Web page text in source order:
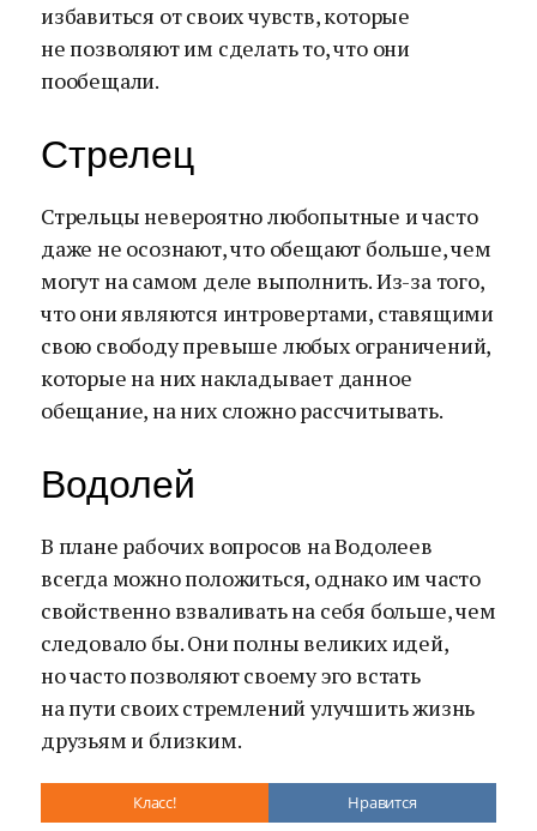
избавиться от своих чувств, которые
не позволяют им сделать то, что они
пообещали.
Стрелец
Стрельцы невероятно любопытные и часто
даже не осознают, что обещают больше, чем
могут на самом деле выполнить. Из-за того,
что они являются интровертами, ставящими
свою свободу превыше любых ограничений,
которые на них накладывает данное
обещание, на них сложно рассчитывать.
Водолей
В плане рабочих вопросов на Водолеев
всегда можно положиться, однако им часто
свойственно взваливать на себя больше, чем
следовало бы. Они полны великих идей,
но часто позволяют своему эго встать
на пути своих стремлений улучшить жизнь
друзьям и близким.
Класс! Нравится